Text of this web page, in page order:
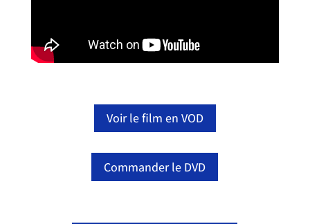
Voir le film en VOD
Commander le DVD